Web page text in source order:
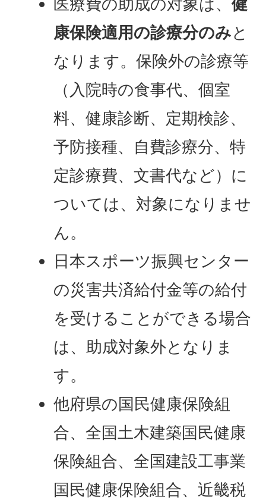
康保険適用の診療分のみと
なります。保険外の診療等
（入院時の食事代、個室
料、健康診断、定期検診、
予防接種、自費診療分、特
定診療費、文書代など）に
ついては、対象になりませ
ん。
日本スポーツ振興センター
の災害共済給付金等の給付
を受けることができる場合
は、助成対象外となりま
す。
他府県の国民健康保険組
合、全国土木建築国民健康
保険組合、全国建設工事業
国民健康保険組合、近畿税